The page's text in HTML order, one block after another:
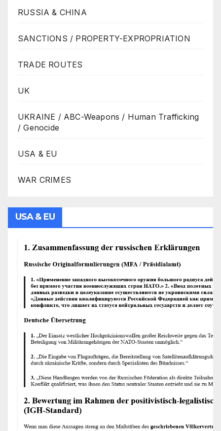
RUSSIA & CHINA
SANCTIONS / PROPERTY-EXPROPRIATION
TRADE ROUTES
UK
UKRAINE / ABC-Weapons / Human Trafficking
/ Genocide
USA & EU
WAR CRIMES
USA & EU